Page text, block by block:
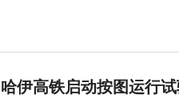
哈伊高铁启动按图运行